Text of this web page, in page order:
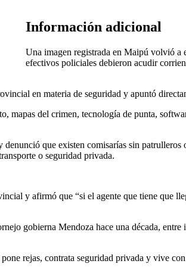
Información adicional
Una imagen registrada en Maipú volvió a
efectivos policiales debieron acudir
en materia de seguridad y apuntó
del crimen, tecnología de punta,
que existen comisarías sin
o seguridad privada.
y afirmó que “si el agente que tiene que
gobierna Mendoza hace una década,
rejas, contrata seguridad privada y vive